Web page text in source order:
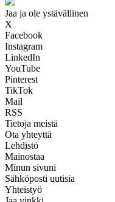
Jaa ja ole ystävällinen
X
Facebook
Instagram
LinkedIn
YouTube
Pinterest
TikTok
Mail
RSS
Tietoja meistä
Ota yhteyttä
Lehdistö
Mainostaa
Minun sivuni
Sähköposti uutisia
Yhteistyö